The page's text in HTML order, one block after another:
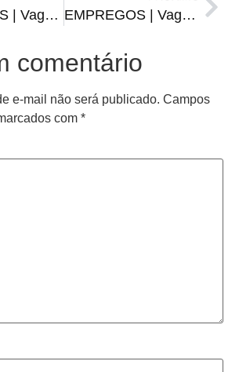
EMPREGOS | Vagas da FGTAS/Sine para quinta-feira, 05 de junho EMPREGOS | Vagas da FGTAS/Sine para terça-feira, 10 de junho
comentário
e-mail não será publicado. Campos
com *